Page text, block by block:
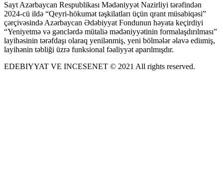
Sayt Azərbaycan Respublikası Mədəniyyət Nazirliyi tərəfindən
2024-cü ildə “Qeyri-hökumət təşkilatları üçün qrant müsabiqəsi”
çərçivəsində Azərbaycan Ədəbiyyat Fondunun həyata keçirdiyi
“Yeniyetmə və gənclərdə mütaliə mədəniyyətinin formalaşdırılması”
layihəsinin tərəfdaşı olaraq yenilənmiş, yeni bölmələr əlavə ediımiş,
layihənin təbliği üzrə funksional fəaliyyət aparılmışdır.
EDEBIYYAT VE INCESENET © 2021 All rights reserved.